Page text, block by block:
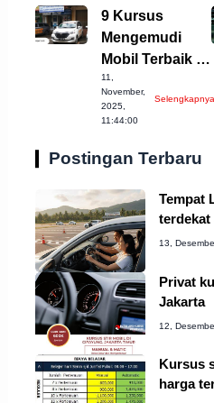
9 Kursus
Mengemudi
Mobil Terbaik di
Cirebon yang
Wajib Dicoba!
11,
November,
2025,
11:44:00
Selengkapnya
Postingan Terbaru
Tempat
terdekat
13,
Privat
Jakarta
12,
Kursus
harga